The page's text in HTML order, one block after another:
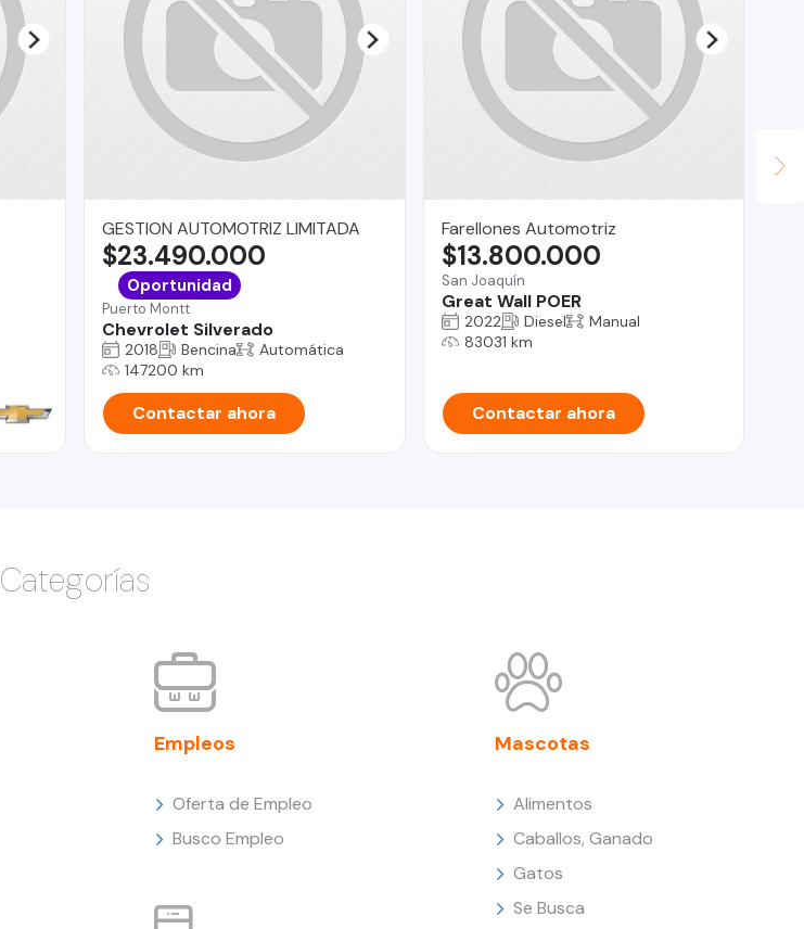
GESTION AUTOMOTRIZ LIMITADA
Puerto Montt
Chevrolet Silverado
$23.490.000
Oportunidad
2018 Bencina
Automática
147200 km
Contactar ahora
Farellones Automotriz
San Joaquín
Great Wall POER
$13.800.000
2022 Diesel
Manual
83031 km
Contactar ahora
Categorías
Empleos
Oferta de Empleo
Busco Empleo
Mascotas
Alimentos
Caballos, Ganado
Gatos
Se Busca